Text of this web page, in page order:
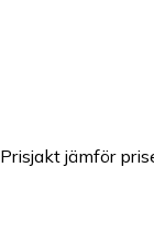
Prisjakt jämför